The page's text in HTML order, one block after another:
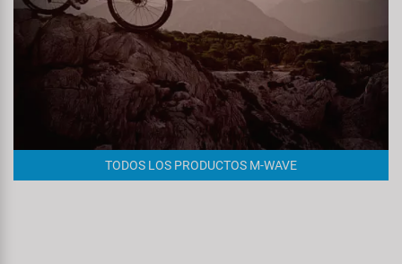
TODOS LOS PRODUCTOS M-WAVE